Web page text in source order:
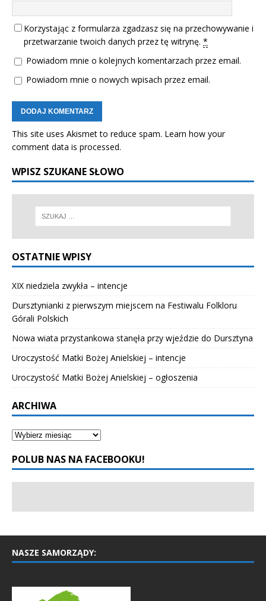
Korzystając z formularza zgadzasz się na przechowywanie i
przetwarzanie twoich danych przez tę witrynę. *
Powiadom mnie o kolejnych komentarzach przez email.
Powiadom mnie o nowych wpisach przez email.
This site uses Akismet to reduce spam. Learn how your
comment data is processed.
WPISZ SZUKANE SŁOWO
OSTATNIE WPISY
XIX niedziela zwykła – intencje
Dursztynianki z pierwszym miejscem na Festiwalu Folkloru
Górali Polskich
Nowa wiata przystankowa stanęła przy wjeździe do Dursztyna
Uroczystość Matki Bożej Anielskiej – intencje
Uroczystość Matki Bożej Anielskiej – ogłoszenia
ARCHIWA
POLUB NAS NA FACEBOOKU!
NASZE SAMORZĄDY: